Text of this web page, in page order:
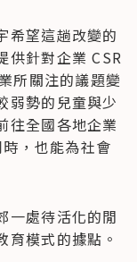
希望這趟改變的
供針對企業 CSR
所關注的議題變
弱勢的兒童與少
往全國各地企業
，也能為社會
一處待活化的閒
育模式的據點。